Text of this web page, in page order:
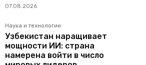
07.08.2026
Наука и технологии
Узбекистан наращивает
мощности ИИ: страна
намерена войти в число